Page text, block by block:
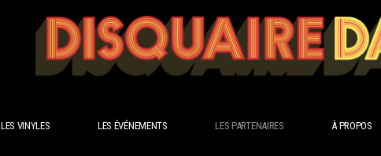
LES VINYLES LES ÉVÉNEMENTS LES PARTENAIRES À PROPOS